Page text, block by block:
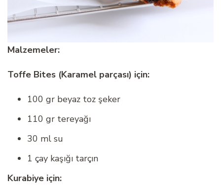
Malzemeler:
Toffe Bites (Karamel parçası) için:
100 gr beyaz toz şeker
110 gr tereyağı
30 ml su
1 çay kaşığı tarçın
Kurabiye için: